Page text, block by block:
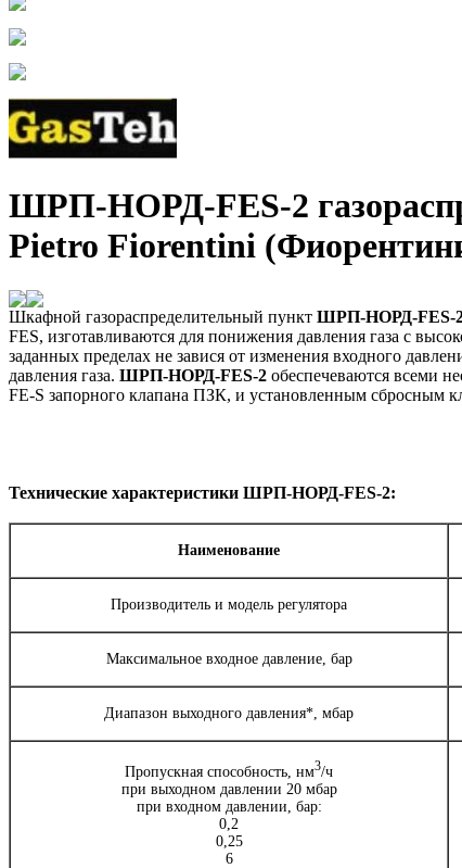
ШРП-НОРД-FES-2
Pietro Fiorentini
Шкафной газораспределительный пункт ШРП-НОРД-FES-
FES, изготавливаются для понижения давления газа с
заданных пределах не завися от изменения входного
давления газа. ШРП-НОРД-FES-2 обеспечеваются всеми
FE-S запорного клапана ПЗК, и установленным сбросным
Технические характеристики ШРП-НОРД-FES-2:
Наименование
Производитель и модель регулятора
Максимальное входное давление, бар
Диапазон выходного давления*, мбар
Пропускная способность, нм3/ч
при выходном давлении 20 мбар
при входном давлении, бар:
0,2
0,25
6